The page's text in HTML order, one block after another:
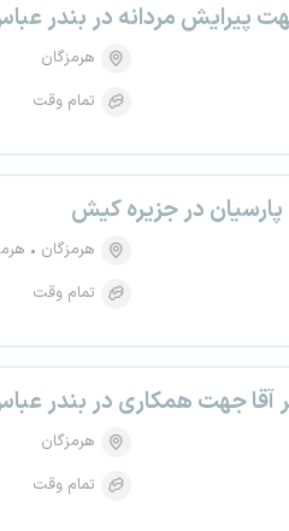
پیرایش مردانه در بندر
هرمزگان
تمام وقت
پارسیان در جزیره کیش
هرمزگان
تمام وقت
آقا جهت همکاری در بندر
هرمزگان
تمام وقت